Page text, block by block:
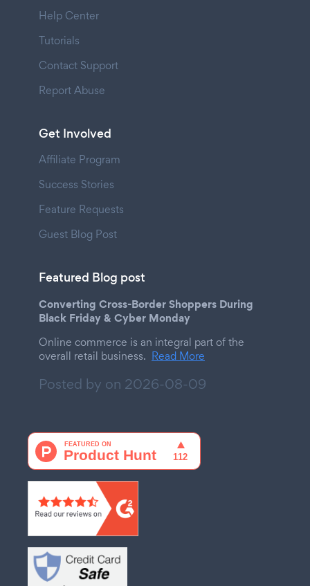
Help Center
Tutorials
Contact Support
Report Abuse
Get Involved
Affiliate Program
Success Stories
Feature Requests
Guest Blog Post
Featured Blog post
Converting Cross-Border Shoppers During
Black Friday & Cyber Monday
Online commerce is an integral part of the
overall retail business. Read More
Posted by on 2026-08-09